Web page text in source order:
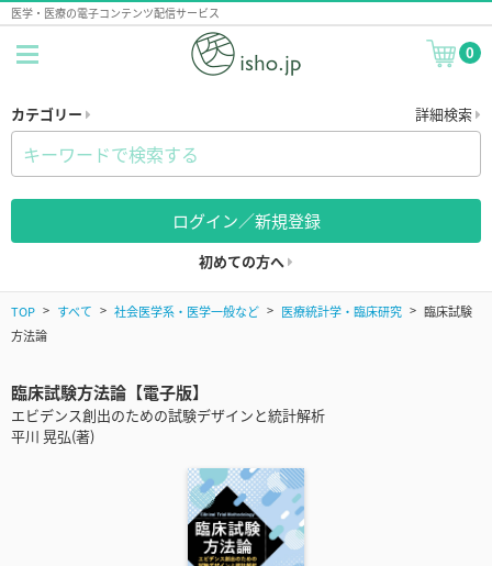
医学・医療の電子コンテンツ配信サービス
0
カテゴリー 詳細検索
ログイン／新規登録
初めての方へ
TOP すべて 社会医学系・医学一般など 医療統計学・臨床研究
臨床試験
方法論
臨床試験方法論【電子版】
エビデンス創出のための試験デザインと統計解析
平川 晃弘(著)